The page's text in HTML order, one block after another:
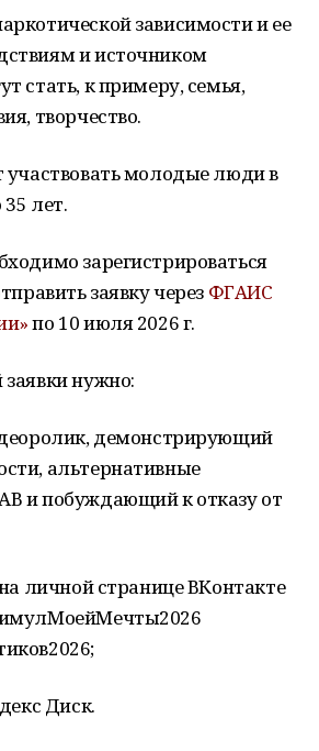
зависимости и ее
и источником
стать, к примеру, семья,
творчество.
участвовать молодые люди в
35 лет.
зарегистрироваться
заявку через ФГАИС
по 10 июля 2026 г.
нужно:
демонстрирующий
альтернативные
и побуждающий к отказу от
личной странице ВКонтакте
Диск.